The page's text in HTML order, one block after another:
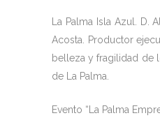
La Palma Isla Azul. D.
Acosta. Productor
belleza y fragilidad de
de La Palma.
Evento “La Palma